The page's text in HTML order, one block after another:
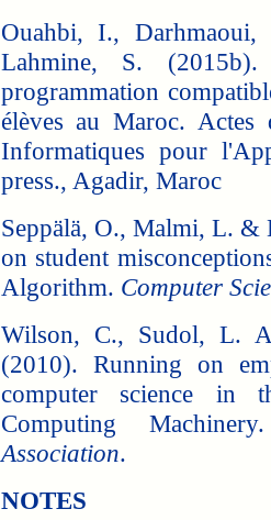
Ouahbi, I.,
Lahmine, S.
programmation
élèves au Maroc. Actes
Informatiques pour
press., Agadir, Maroc
Seppälä, O., Malmi, L. &
on student
Algorithm. Computer
Wilson, C., Sudol, L.
(2010). Running on
computer science in
Computing
Association.
NOTES